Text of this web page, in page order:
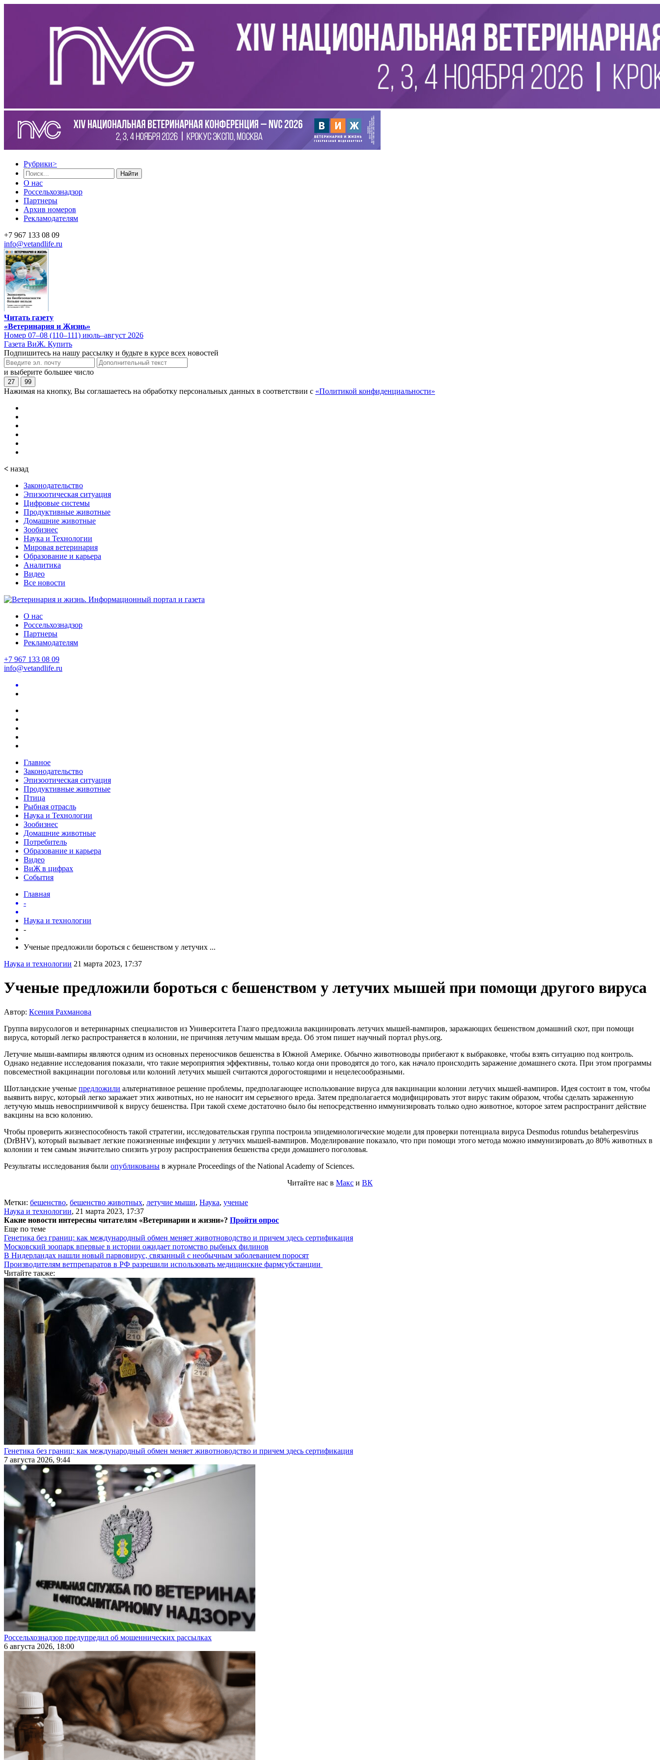
Рубрики>
Найти
О нас
Россельхознадзор
Партнеры
Архив номеров
Рекламодателям
+7 967 133 08 09
info@vetandlife.ru
Читать газету
«Ветеринария и Жизнь»
Номер 07–08 (110–111) июль–август 2026
Газета ВиЖ. Купить
Подпишитесь на нашу рассылку и будьте в курсе всех новостей
и выберите большее число
27 99
Нажимая на кнопку, Вы соглашаетесь на обработку персональных данных в соответствии с «Политикой конфиденциальности»
< назад
Законодательство
Эпизоотическая ситуация
Цифровые системы
Продуктивные животные
Домашние животные
Зообизнес
Наука и Технологии
Мировая ветеринария
Образование и карьера
Аналитика
Видео
Все новости
О нас
Россельхознадзор
Партнеры
Рекламодателям
+7 967 133 08 09
info@vetandlife.ru
Главное
Законодательство
Эпизоотическая ситуация
Продуктивные животные
Птица
Рыбная отрасль
Наука и Технологии
Зообизнес
Домашние животные
Потребитель
Образование и карьера
Видео
ВиЖ в цифрах
События
Главная
-
Наука и технологии
-
Ученые предложили бороться с бешенством у летучих ...
Наука и технологии 21 марта 2023, 17:37
Ученые предложили бороться с бешенством у летучих мышей при помощи другого вируса
Автор: Ксения Рахманова
Группа вирусологов и ветеринарных специалистов из Университета Глазго предложила вакцинировать летучих мышей-вампиров, заражающих бешенством домашний скот, при помощи
вируса, который легко распространяется в колонии, не причиняя летучим мышам вреда. Об этом пишет научный портал phys.org.
Летучие мыши-вампиры являются одним из основных переносчиков бешенства в Южной Америке. Обычно животноводы прибегают к выбраковке, чтобы взять ситуацию под контроль.
Однако недавние исследования показали, что такие мероприятия эффективны, только когда они проводятся до того, как начало происходить заражение домашнего скота. При этом программы
повсеместной вакцинации поголовья или колоний летучих мышей считаются дорогостоящими и нецелесообразными.
Шотландские ученые предложили альтернативное решение проблемы, предполагающее использование вируса для вакцинации колонии летучих мышей-вампиров. Идея состоит в том, чтобы
выявить вирус, который легко заражает этих животных, но не наносит им серьезного вреда. Затем предполагается модифицировать этот вирус таким образом, чтобы сделать зараженную
летучую мышь невосприимчивой к вирусу бешенства. При такой схеме достаточно было бы непосредственно иммунизировать только одно животное, которое затем распространит действие
вакцины на всю колонию.
Чтобы проверить жизнеспособность такой стратегии, исследовательская группа построила эпидемиологические модели для проверки потенциала вируса Desmodus rotundus betaherpesvirus
(DrBHV), который вызывает легкие пожизненные инфекции у летучих мышей-вампиров. Моделирование показало, что при помощи этого метода можно иммунизировать до 80% животных в
колонии и тем самым значительно снизить угрозу распространения бешенства среди домашнего поголовья.
Результаты исследования были опубликованы в журнале Proceedings of the National Academy of Sciences.
Читайте нас в Макс и ВК
Метки: бешенство, бешенство животных, летучие мыши, Наука, ученые
Наука и технологии, 21 марта 2023, 17:37
Какие новости интересны читателям «Ветеринарии и жизни»? Пройти опрос
Еще по теме
Генетика без границ: как международный обмен меняет животноводство и причем здесь сертификация
Московский зоопарк впервые в истории ожидает потомство рыбных филинов
В Нидерландах нашли новый парвовирус, связанный с необычным заболеванием поросят
Производителям ветпрепаратов в РФ разрешили использовать медицинские фармсубстанции
Читайте также:
Генетика без границ: как международный обмен меняет животноводство и причем здесь сертификация
7 августа 2026, 9:44
Россельхознадзор предупредил об мошеннических рассылках
6 августа 2026, 18:00